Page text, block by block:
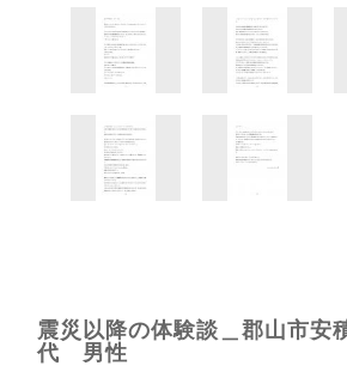
震災以降の体験談＿郡山市
代 男性